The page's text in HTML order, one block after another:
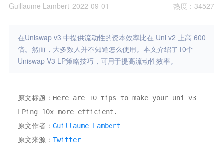
Guillaume Lambert 2022-09-01 热度 ：34527
在Uniswap v3 中提供流动性的资本效率比在 Uni v2 上高 600
倍。然而，大多数人并不知道怎么使用。本文介绍了10个
Uniswap V3 LP策略技巧，可用于提高流动性效率。
原文标题：Here are 10 tips to make your Uni v3
LPing 10x more efficient.
原文作者： Guillaume Lambert
原文来源： Twitter